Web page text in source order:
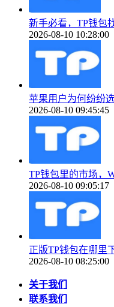
新手必看，TP钱包
2026-08-10 10:28:00
苹果用户为何纷纷
2026-08-10 09:45:45
TP钱包里的市场，
2026-08-10 09:05:17
正版TP钱包在哪里
2026-08-10 08:25:00
关于我们
联系我们